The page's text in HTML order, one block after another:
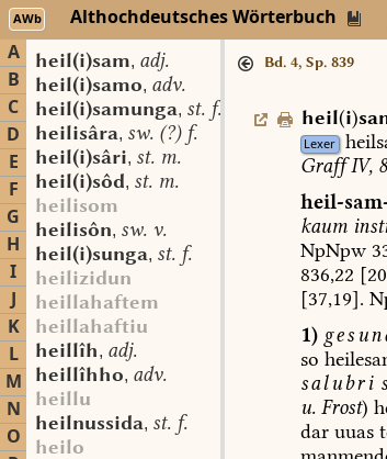
AWb Althochdeutsches Wörterbuch
A
B
C
D
E
F
G
H
I
J
K
L
M
N
O
heil(i)sam, adj.
heil(i)samo, adv.
heil(i)samunga, st. f.
heilisâra, sw. (?) f.
heil(i)sâri, st. m.
heil(i)sôd, st. m.
heilisom
heilisôn, sw. v.
heil(i)sunga, st. f.
heilizidun
heillahaftem
heillahaftiu
heillîh, adj.
heillîhho, adv.
heillu
heilnussida, st. f.
heilo
Bd. 4, Sp. 839
heil(i)
Lexer
GraffIV,
heil-
kaum
NpNpw
836,22
[37,19].
1)
so
salubri
u.Frost)
daruuas